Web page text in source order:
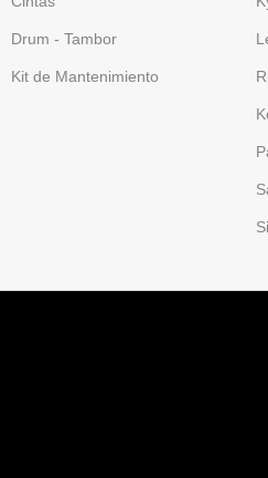
Drum - Tambor
Kit de Mantenimiento